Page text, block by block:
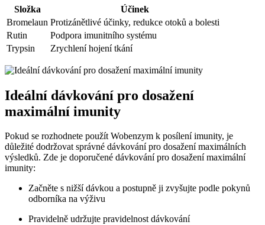
Složka
Účinek
Bromelaun Protizánětlivé účinky, redukce otoků a bolesti
Rutin
Podpora imunitního systému
Trypsin
Zrychlení hojení tkání
Ideální dávkování pro dosažení
maximální imunity
Pokud se rozhodnete použít Wobenzym k posílení imunity, je
důležité dodržovat správné dávkování pro dosažení maximálních
výsledků. Zde je doporučené dávkování pro dosažení maximální
imunity:
Začněte s nižší dávkou a postupně ji zvyšujte podle pokynů
odborníka na výživu
Pravidelně udržujte pravidelnost dávkování